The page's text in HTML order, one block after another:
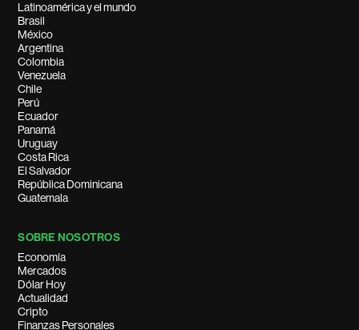
Latinoamérica y el mundo
Brasil
México
Argentina
Colombia
Venezuela
Chile
Perú
Ecuador
Panamá
Uruguay
Costa Rica
El Salvador
República Dominicana
Guatemala
SOBRE NOSOTROS
Economía
Mercados
Dólar Hoy
Actualidad
Cripto
Finanzas Personales